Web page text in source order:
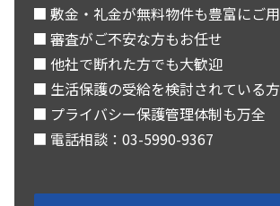
■ 敷金・礼金が無料物件も豊富にご
■ 審査がご不安な方もお任せ
■ 他社で断れた方でも大歓迎
■ 生活保護の受給を検討されている
■ プライバシー保護管理体制も万全
■ 電話相談：03-5990-9367